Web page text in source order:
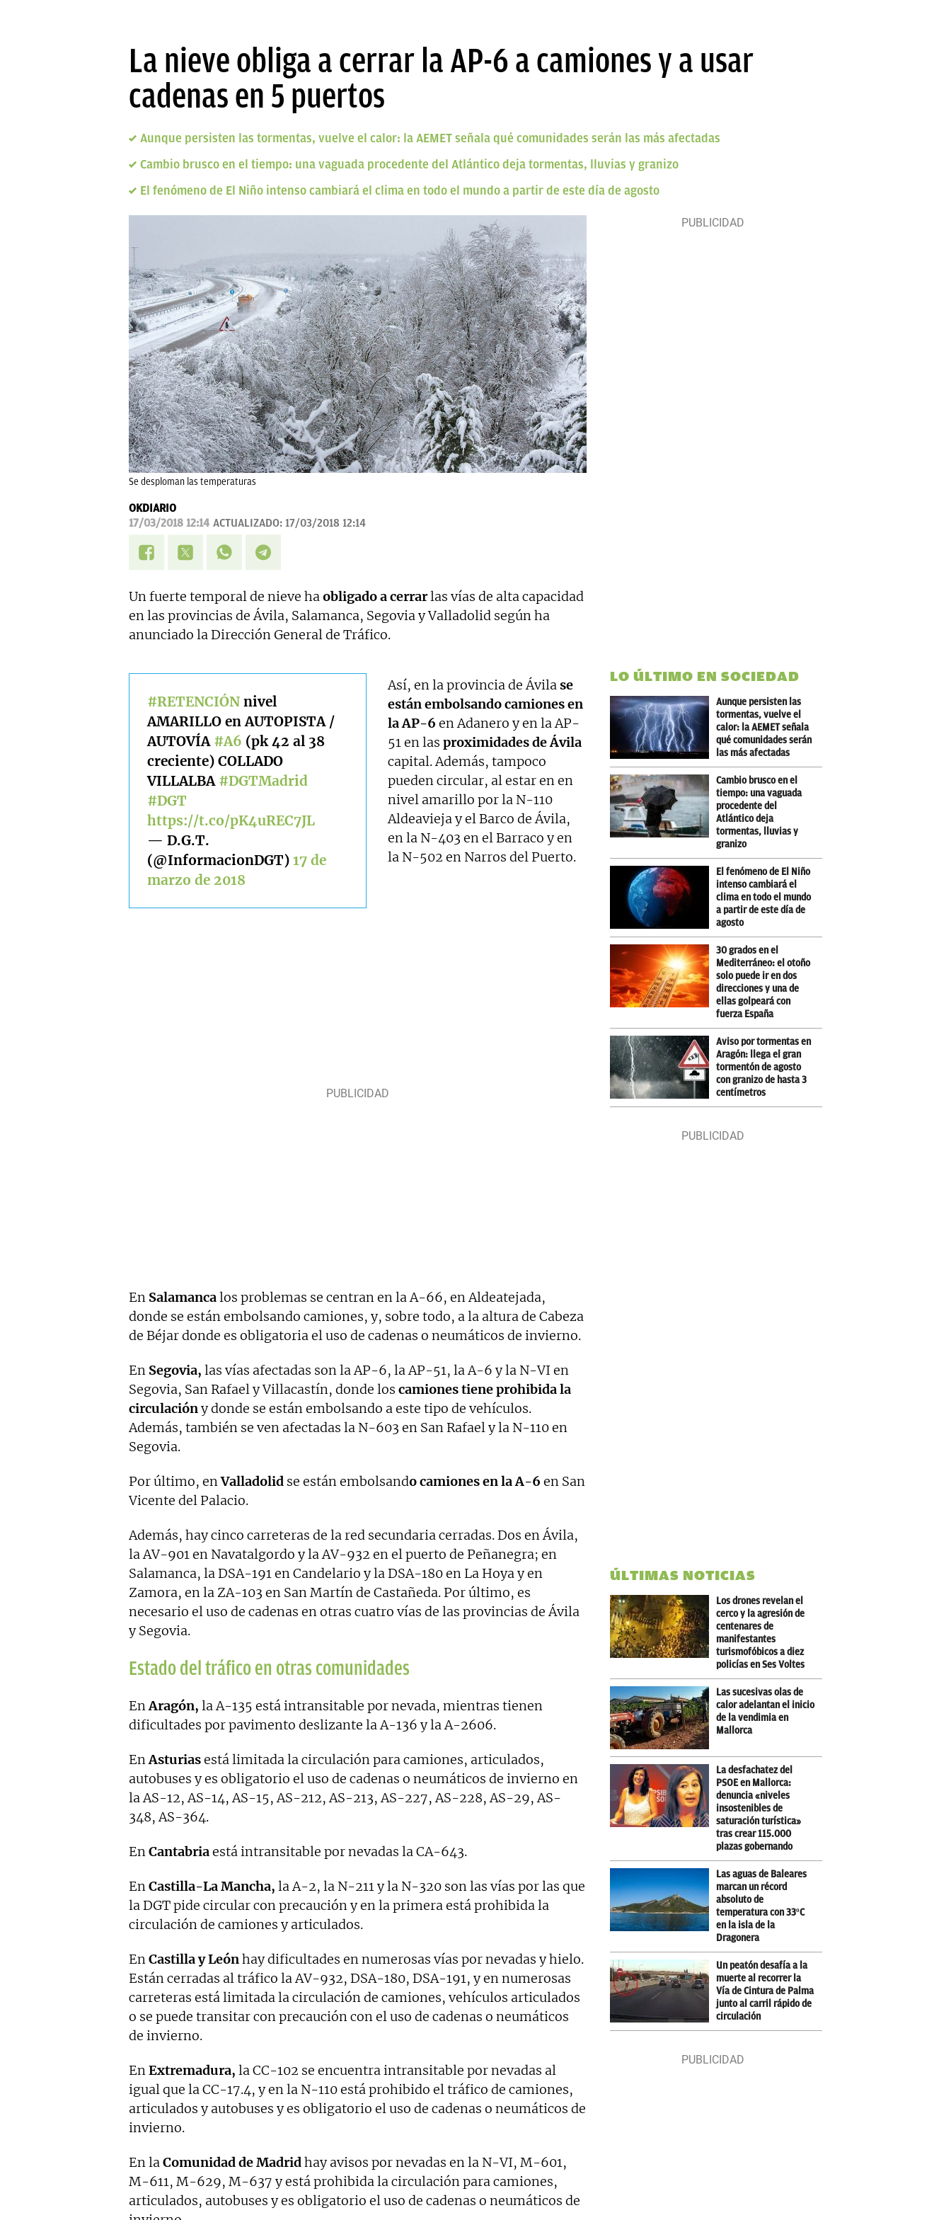
La nieve obliga a cerrar la AP-6 a camiones y a usar
cadenas en 5 puertos
Aunque persisten las tormentas, vuelve el calor: la AEMET señala qué comunidades serán las más afectadas
Cambio brusco en el tiempo: una vaguada procedente del Atlántico deja tormentas, lluvias y granizo
El fenómeno de El Niño intenso cambiará el clima en todo el mundo a partir de este día de agosto
Se desploman las temperaturas
OKDIARIO
17/03/2018 12:14 ACTUALIZADO: 17/03/2018 12:14
Un fuerte temporal de nieve haobligado a cerrarlas vías de alta capacidad
en las provincias de Ávila, Salamanca, Segovia y Valladolid según ha
anunciado la Dirección General de Tráfico.
#RETENCIÓN nivel
AMARILLO en AUTOPISTA /
AUTOVÍA #A6 (pk 42 al 38
creciente) COLLADO
VILLALBA #DGTMadrid
#DGT
https://t.co/pK4uREC7JL
— D.G.T.
(@InformacionDGT) 17 de
marzo de 2018
Así, en la provincia de Ávilase
están embolsando camiones en
la AP-6 en Adanero y en la AP-
51 en las proximidades de Ávila
capital. Además, tampoco
pueden circular, al estar en en
nivel amarillo por la N-110
Aldeavieja y el Barco de Ávila,
en la N-403 en el Barraco y en
la N-502 en Narros del Puerto.
En Salamancalos problemas se centran en la A-66, en Aldeatejada,
donde se están embolsando camiones, y, sobre todo, a la altura de Cabeza
de Béjar donde es obligatoria el uso de cadenas o neumáticos de invierno.
En Segovia, las vías afectadas son la AP-6, la AP-51, la A-6 y la N-VI en
Segovia, San Rafael y Villacastín, donde los camiones tiene prohibida la
circulacióny donde se están embolsando a este tipo de vehículos.
Además, también se ven afectadas la N-603 en San Rafael y la N-110 en
Segovia.
Por último, enValladolid se están embolsando camiones en la A-6 en San
Vicente del Palacio.
Además, hay cinco carreteras de la red secundaria cerradas. Dos en Ávila,
la AV-901 en Navatalgordo y la AV-932 en el puerto de Peñanegra; en
Salamanca, la DSA-191 en Candelario y la DSA-180 en La Hoya y en
Zamora, en la ZA-103 en San Martín de Castañeda. Por último, es
necesario el uso de cadenas en otras cuatro vías de las provincias de Ávila
y Segovia.
Estado del tráfico en otras comunidades
EnAragón, la A-135 está intransitable por nevada, mientras tienen
dificultades por pavimento deslizante la A-136 y la A-2606.
EnAsturiasestá limitada la circulación para camiones, articulados,
autobuses y es obligatorio el uso de cadenas o neumáticos de invierno en
la AS-12, AS-14, AS-15, AS-212, AS-213, AS-227, AS-228, AS-29, AS-
348, AS-364.
EnCantabriaestá intransitable por nevadas la CA-643.
EnCastilla-La Mancha, la A-2, la N-211 y la N-320 son las vías por las que
la DGT pide circular con precaución y en la primera está prohibida la
circulación de camiones y articulados.
EnCastilla y Leónhay dificultades en numerosas vías por nevadas y hielo.
Están cerradas al tráfico la AV-932, DSA-180, DSA-191, y en numerosas
carreteras está limitada la circulación de camiones, vehículos articulados
o se puede transitar con precaución con el uso de cadenas o neumáticos
de invierno.
EnExtremadura, la CC-102 se encuentra intransitable por nevadas al
igual que la CC-17.4, y en la N-110 está prohibido el tráfico de camiones,
articulados y autobuses y es obligatorio el uso de cadenas o neumáticos de
invierno.
En laComunidad de Madridhay avisos por nevadas en la N-VI, M-601,
M-611, M-629, M-637 y está prohibida la circulación para camiones,
articulados, autobuses y es obligatorio el uso de cadenas o neumáticos de
LO ÚLTIMO EN SOCIEDAD
Aunque persisten las
tormentas, vuelve el
calor: la AEMET señala
qué comunidades serán
las más afectadas
Cambio brusco en el
tiempo: una vaguada
procedente del
Atlántico deja
tormentas, lluvias y
granizo
El fenómeno de El Niño
intenso cambiará el
clima en todo el mundo
a partir de este día de
agosto
30 grados en el
Mediterráneo: el otoño
solo puede ir en dos
direcciones y una de
ellas golpeará con
fuerza España
Aviso por tormentas en
Aragón: llega el gran
tormentón de agosto
con granizo de hasta 3
centímetros
ÚLTIMAS NOTICIAS
Los drones revelan el
cerco y la agresión de
centenares de
manifestantes
turismofóbicos a diez
policías en Ses Voltes
Las sucesivas olas de
calor adelantan el inicio
de la vendimia en
Mallorca
La desfachatez del
PSOE en Mallorca:
denuncia «niveles
insostenibles de
saturación turística»
tras crear 115.000
plazas gobernando
Las aguas de Baleares
marcan un récord
absoluto de
temperatura con 33ºC
en la isla de la
Dragonera
Un peatón desafía a la
muerte al recorrer la
Vía de Cintura de Palma
junto al carril rápido de
circulación